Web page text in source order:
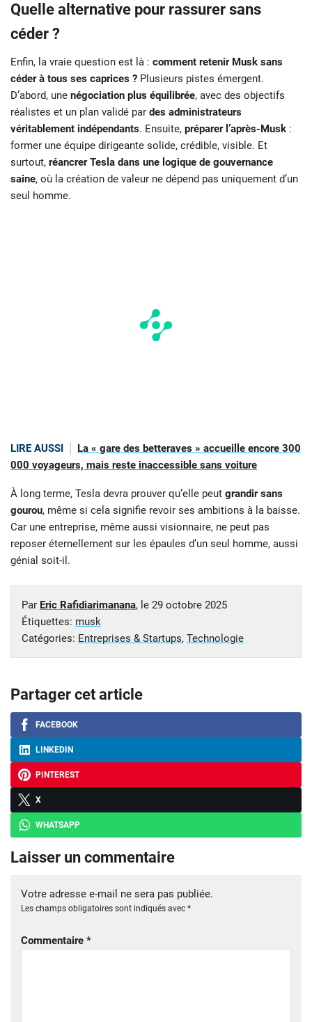
Quelle alternative pour rassurer sans
céder ?
Enfin, la vraie question est là : comment retenir Musk sans
céder à tous ses caprices ? Plusieurs pistes émergent.
D’abord, une négociation plus équilibrée, avec des objectifs
réalistes et un plan validé par des administrateurs
véritablement indépendants. Ensuite, préparer l’après-Musk :
former une équipe dirigeante solide, crédible, visible. Et
surtout, réancrer Tesla dans une logique de gouvernance
saine, où la création de valeur ne dépend pas uniquement d’un
seul homme.
LIRE AUSSI
La « gare des betteraves » accueille encore 300
000 voyageurs, mais reste inaccessible sans voiture
À long terme, Tesla devra prouver qu’elle peut grandir sans
gourou, même si cela signifie revoir ses ambitions à la baisse.
Car une entreprise, même aussi visionnaire, ne peut pas
reposer éternellement sur les épaules d’un seul homme, aussi
génial soit-il.
Par Eric Rafidiarimanana, le 29 octobre 2025
Étiquettes: musk
Catégories: Entreprises & Startups, Technologie
Partager cet article
FACEBOOK
LINKEDIN
PINTEREST
X
WHATSAPP
Laisser un commentaire
Votre adresse e-mail ne sera pas publiée.
Les champs obligatoires sont indiqués avec *
Commentaire *